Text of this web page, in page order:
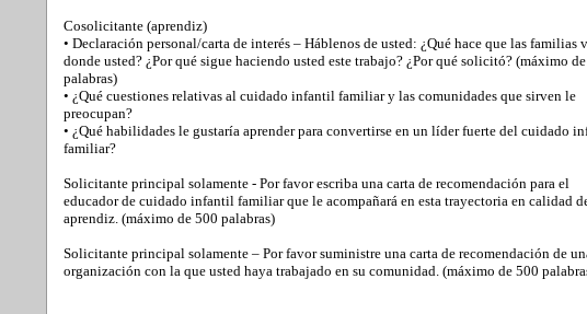
Cosolicitante (aprendiz)
• Declaración personal/carta de interés – Háblenos de usted: ¿Qué hace que las familias
donde usted? ¿Por qué sigue haciendo usted este trabajo? ¿Por qué solicitó? (máximo
palabras)
• ¿Qué cuestiones relativas al cuidado infantil familiar y las comunidades que sirven le
preocupan?
• ¿Qué habilidades le gustaría aprender para convertirse en un líder fuerte del cuidado
familiar?
Solicitante principal solamente - Por favor escriba una carta de recomendación para el
educador de cuidado infantil familiar que le acompañará en esta trayectoria en calidad
aprendiz. (máximo de 500 palabras)
Solicitante principal solamente – Por favor suministre una carta de recomendación de
organización con la que usted haya trabajado en su comunidad. (máximo de 500